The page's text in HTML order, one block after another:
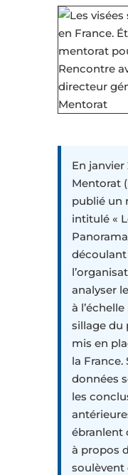
En
Mentorat
publié un
intitulé «
découlant
analyser
à
sillage du
mis en
la France.
données
les
ébranlent
à propos
soulèvent